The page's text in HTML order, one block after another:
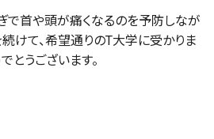
で首や頭が痛くなるのを予防しなが
続けて、希望通りのT大学に受かりま
とうございます。